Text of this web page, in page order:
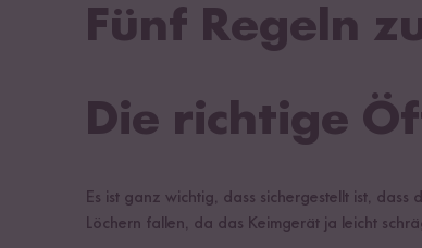
Fünf Regeln
Die richtige
Es ist ganz wichtig, dass sichergestellt ist,
Löchern fallen, da das Keimgerät ja leicht